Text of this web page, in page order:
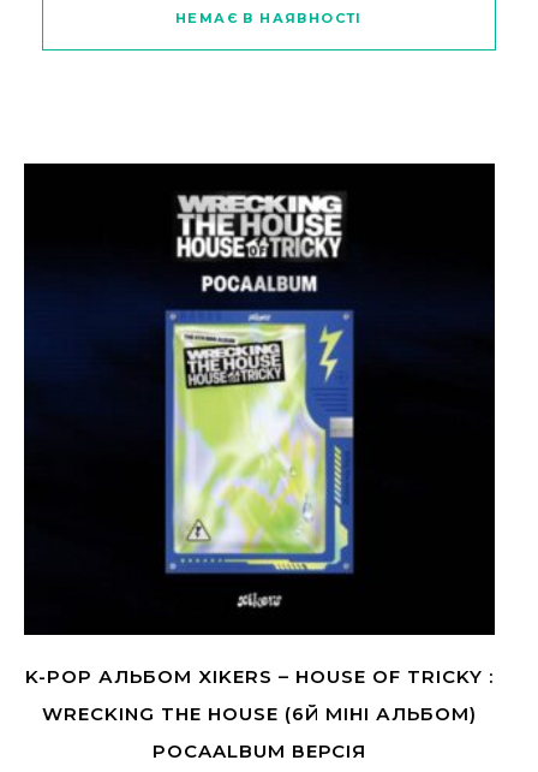
НЕМАЄ В НАЯВНОСТІ
K-POP АЛЬБОМ XIKERS – HOUSE OF TRICKY :
WRECKING THE HOUSE (6Й МІНІ АЛЬБОМ)
POCAALBUM ВЕРСІЯ